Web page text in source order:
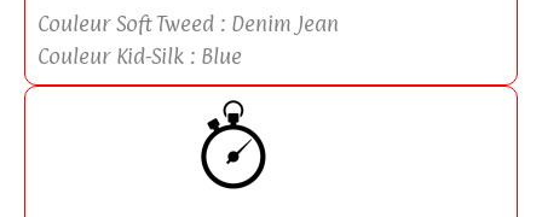
Couleur Soft Tweed : Denim Jean
Couleur Kid-Silk : Blue